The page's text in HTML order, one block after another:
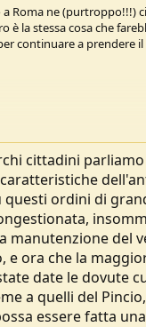
a Roma ne (purtroppo!!!)
è la stessa cosa che
continuare a prendere
grado di capire?
senza polemica
niente, per questo
fare e quello è.
cittadini
ordini di
manutenzione del
e ora che la
date le dovute
a quelli del
essere fatta